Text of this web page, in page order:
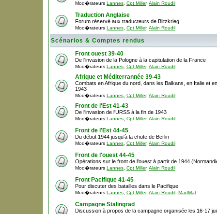
Mod�rateurs Lannes Cpt Miller, Alain Roudil
Traduction Anglaise
Forum réservé aux traducteurs de Blitzkrieg
Mod�rateurs Lannes Cpt Miller, Alain Roudil
Scénarios & Comptes rendus
Front ouest 39-40
De l'invasion de la Pologne à la capitulation de la France
Mod�rateurs Lannes Cpt Miller, Alain Roudil
Afrique et Méditerrannée 39-43
Combats en Afrique du nord, dans les Balkans, en Italie et
1943
Mod�rateurs Lannes Cpt Miller, Alain Roudil
Front de l'Est 41-43
De l'invasion de l'URSS à la fin de 1943
Mod�rateurs Lannes Cpt Miller, Alain Roudil
Front de l'Est 44-45
Du début 1944 jusqu'à la chute de Berlin
Mod�rateurs Lannes Cpt Miller, Alain Roudil
Front de l'ouest 44-45
Opérations sur le front de l'ouest à partir de 1944
Mod�rateurs Lannes Cpt Miller, Alain Roudil
Front Pacifique 41-45
Pour discuter des batailles dans le Pacifique
Mod�rateurs Lannes Cpt Miller, Alain Roudil MadMat
Campagne Stalingrad
Discussion à propos de la campagne organisée les 16-17